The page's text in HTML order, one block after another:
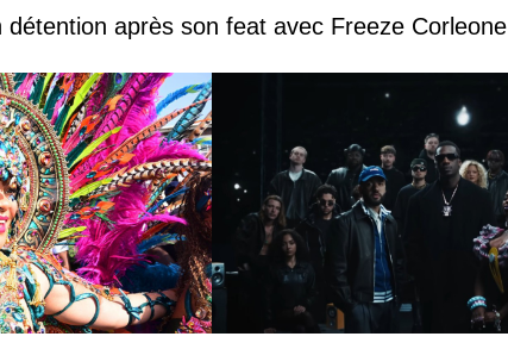
après son feat avec Freeze Corleone